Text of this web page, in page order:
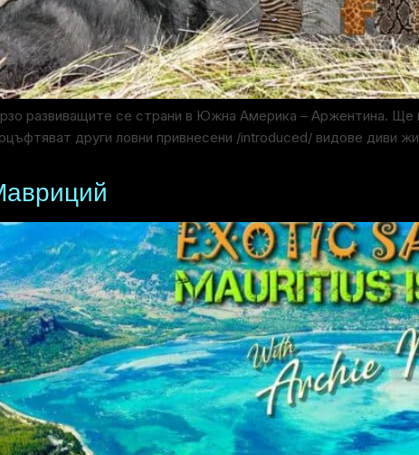
развиващите се страни в Южна Америка – Аржентина.
други ловни привнесени /introduced/ видове диви